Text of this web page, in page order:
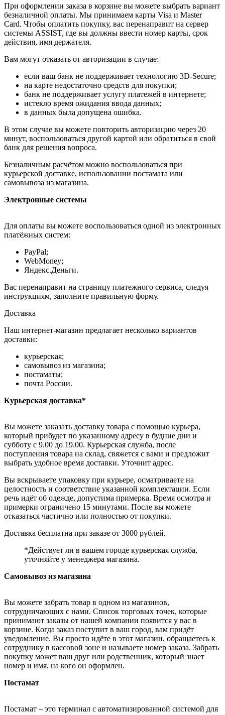
При оформлении заказа в корзине вы можете выбрать вариант
безналичной оплаты. Мы принимаем карты Visa и Master
Card. Чтобы оплатить покупку, вас перенаправит на сервер
системы ASSIST, где вы должны ввести номер карты, срок
действия, имя держателя.
Вам могут отказать от авторизации в случае:
если ваш банк не поддерживает технологию 3D-Secure;
на карте недостаточно средств для покупки;
банк не поддерживает услугу платежей в интернете;
истекло время ожидания ввода данных;
в данных была допущена ошибка.
В этом случае вы можете повторить авторизацию через 20
минут, воспользоваться другой картой или обратиться в свой
банк для решения вопроса.
Безналичным расчётом можно воспользоваться при
курьерской доставке, использовании постамата или
самовывоза из магазина.
Электронные системы
Для оплаты вы можете воспользоваться одной из электронных
платёжных систем:
PayPal;
WebMoney;
Яндекс.Деньги.
Вас перенаправит на страницу платежного сервиса, следуя
инструкциям, заполните правильную форму.
Доставка
Наш интернет-магазин предлагает несколько вариантов
доставки:
курьерская;
самовывоз из магазина;
постаматы;
почта России.
Курьерская доставка*
Вы можете заказать доставку товара с помощью курьера,
который прибудет по указанному адресу в будние дни и
субботу с 9.00 до 19.00. Курьерская служба, после
поступления товара на склад, свяжется с вами и предложит
выбрать удобное время доставки. Уточнит адрес.
Вы вскрываете упаковку при курьере, осматриваете на
целостность и соответствие указанной комплектации. Если
речь идёт об одежде, допустима примерка. Время осмотра и
примерки ограничено 15 минутами. После вы можете
отказаться частично или полностью от покупки.
Доставка бесплатна при заказе от 3000 рублей.
*Действует ли в вашем городе курьерская служба,
уточняйте у менеджера магазина.
Самовывоз из магазина
Вы можете забрать товар в одном из магазинов,
сотрудничающих с нами. Список торговых точек, которые
принимают заказы от нашей компании появится у вас в
корзине. Когда заказ поступит в ваш город, вам придёт
уведомление. Вы просто идёте в этот магазин, обращаетесь к
сотруднику в кассовой зоне и называете номер заказа. Забрать
покупку может ваш друг или родственник, который знает
номер и имя, на кого он оформлен.
Постамат
Постамат – это терминал с автоматизированной системой для